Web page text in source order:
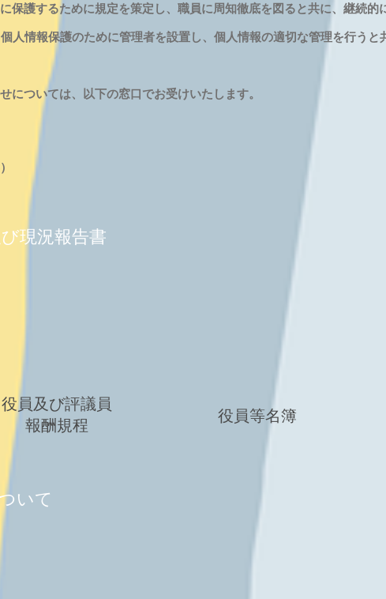
護するために規定を策定し、職員に周知徹底を図ると共に、継続的
情報保護のために管理者を設置し、個人情報の適切な管理を行うと
せについては、以下の窓口でお受けいたします。
現況報告書
役員及び評議員
報酬規程
役員等名簿
いて